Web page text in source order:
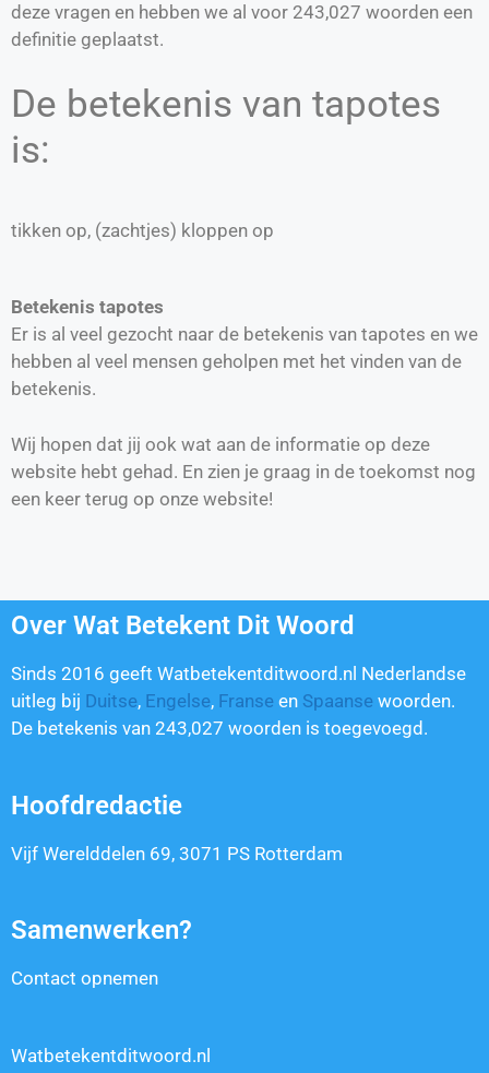
deze vragen en hebben we al voor 243,027 woorden een
definitie geplaatst.
De betekenis van tapotes
is:
tikken op, (zachtjes) kloppen op
Betekenis tapotes
Er is al veel gezocht naar de betekenis van tapotes en we
hebben al veel mensen geholpen met het vinden van de
betekenis.
Wij hopen dat jij ook wat aan de informatie op deze
website hebt gehad. En zien je graag in de toekomst nog
een keer terug op onze website!
Over Wat Betekent Dit Woord
Sinds 2016 geeft Watbetekentditwoord.nl Nederlandse
uitleg bij Duitse, Engelse, Franse en Spaanse woorden.
De betekenis van 243,027 woorden is toegevoegd.
Hoofdredactie
Vijf Werelddelen 69, 3071 PS Rotterdam
Samenwerken?
Contact opnemen
Watbetekentditwoord.nl